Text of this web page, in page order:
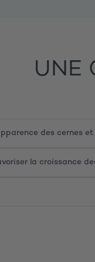
Les
sont un
Les
suit une
avant/
UNE
des cernes et
la croissance